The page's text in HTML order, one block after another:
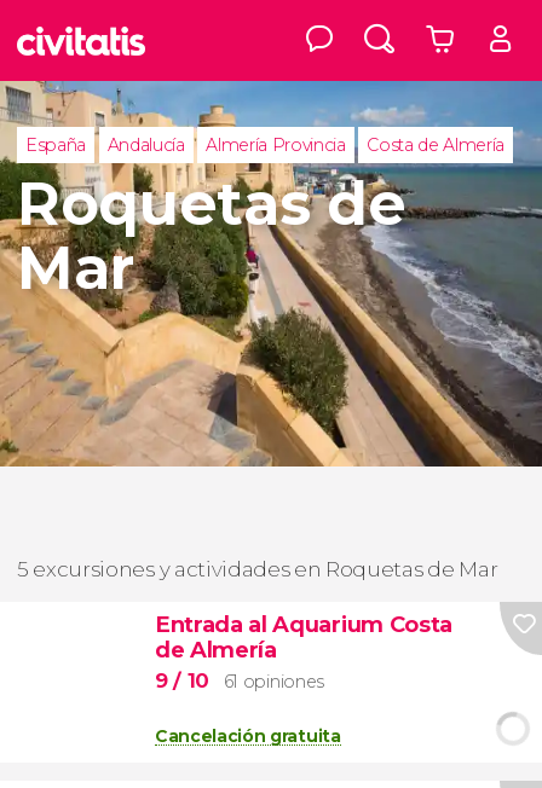
España Andalucía Almería Provincia Costa de Almería
Roquetas de
Mar
5 excursiones y actividades en Roquetas de Mar
Entrada al Aquarium Costa
de Almería
9/ 10 61 opiniones
Cancelación gratuita